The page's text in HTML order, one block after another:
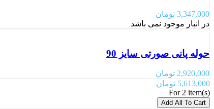
3,347,000 تومان
در انبار موجود نمی باشد
حوله پانی صورتی سایز 90
2,920,000 تومان
5,613,000 تومان
For 2 item(s)
Add All To Cart